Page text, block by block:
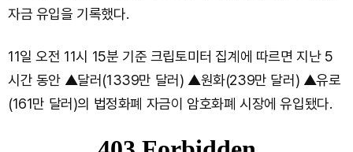
자금 유입을 기록했다.
11일 오전 11시 15분 기준 크립토미터 집계에 따르면 지난 5
시간 동안 ▲달러(1339만 달러) ▲원화(239만 달러) ▲유로
(161만 달러)의 법정화폐 자금이 암호화폐 시장에 유입됐다.